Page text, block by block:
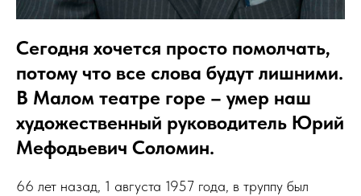
Сегодня хочется просто помолчать,
потому что все слова будут лишними.
В Малом театре горе – умер наш
художественный руководитель Юрий
Мефодьевич Соломин.
66 лет назад, 1 августа 1957 года, в труппу был